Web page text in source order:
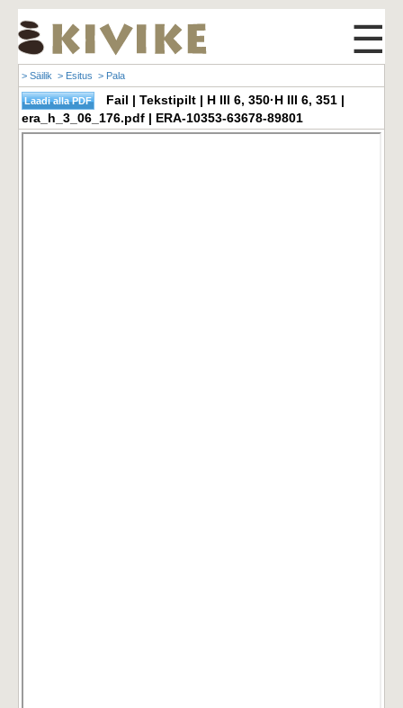
☰
> Säilik > Esitus > Pala
Fail | Tekstipilt | H III 6, 350·H III 6, 351 |
era_h_3_06_176.pdf | ERA-10353-63678-89801